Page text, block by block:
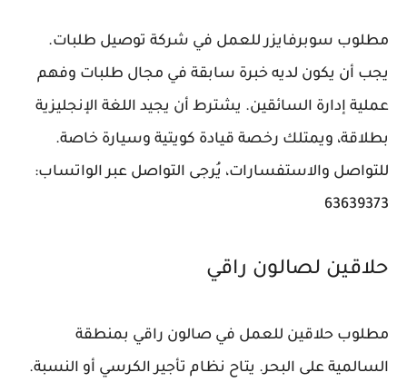
مطلوب سوبرفايزر للعمل في شركة توصيل طلبات.
يجب أن يكون لديه خبرة سابقة في مجال طلبات وفهم
عملية إدارة السائقين. يشترط أن يجيد اللغة الإنجليزية
بطلاقة، ويمتلك رخصة قيادة كويتية وسيارة خاصة.
للتواصل والاستفسارات، يُرجى التواصل عبر الواتساب:
63639373
حلاقين لصالون راقي
مطلوب حلاقين للعمل في صالون راقي بمنطقة
السالمية على البحر. يتاح نظام تأجير الكرسي أو النسبة.